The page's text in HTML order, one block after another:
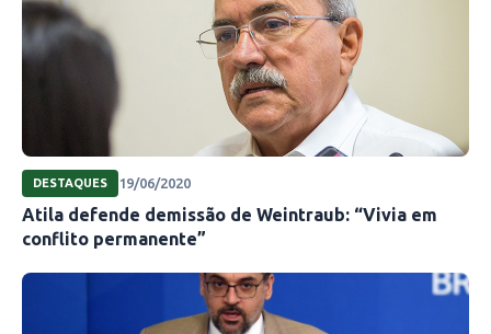
DESTAQUES 19/06/2020
Atila defende demissão de Weintraub: “Vivia em
conflito permanente”